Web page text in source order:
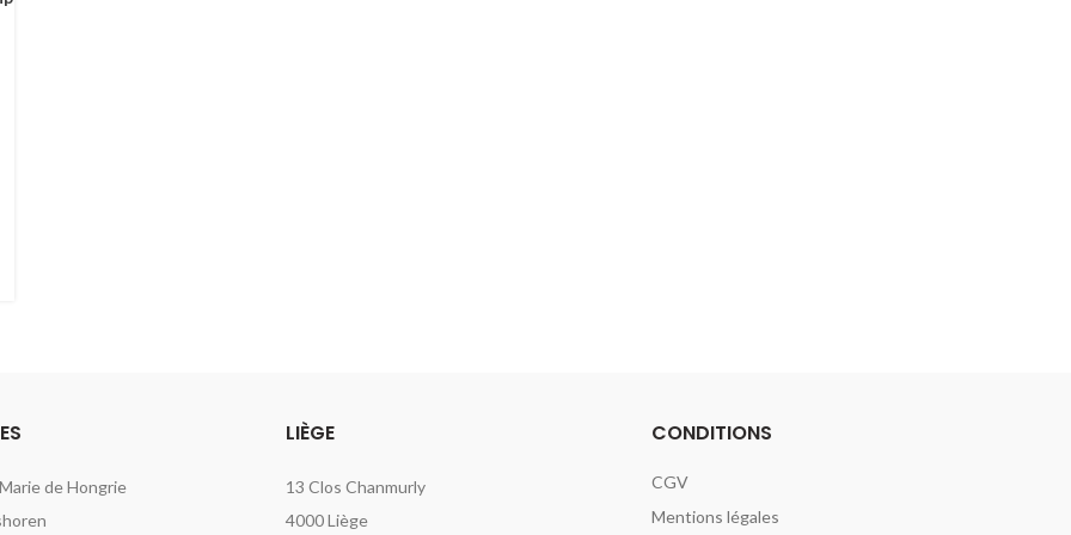
de Hongrie
LIÈGE
13 Clos Chanmurly
4000 Liège
CONDITIONS
CGV
Mentions légales